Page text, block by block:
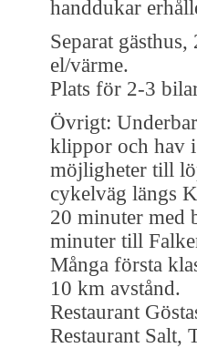
handdukar
Separat
el/värme.
Plats för 2-3
Övrigt:
klippor och hav
möjligheter till
cykelväg längs
20 minuter med
minuter till
Många första
10 km avstånd.
Restaurant
Restaurant Salt,